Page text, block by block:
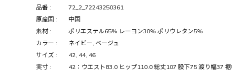
品番 :
72_2_72243250361
原産国 :
中国
素材 :
ポリエステル65% レーヨン30% ポリウレタン5%
カラー :
ネイビー, ベージュ
サイズ :
42, 44, 46
実寸 :
42：ウエスト83.0 ヒップ110.0 総丈107 股下75 渡り幅37